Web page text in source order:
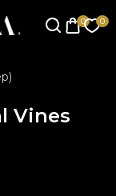
Vines